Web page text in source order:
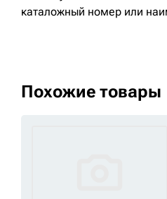
каталожный номер или
Похожие товары